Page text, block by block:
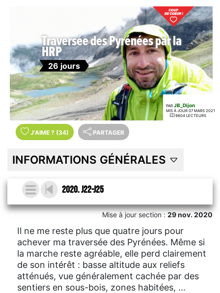
Traversée des Pyrénées par la
HRP
26 jours
PAR JB_Dijon
MIS À JOUR 07 MARS 2021
9604 LECTEURS
J'AIME ? (34) PARTAGER
INFORMATIONS GÉNÉRALES
2020. J22-J25
Mise à jour section :29 nov. 2020
Il ne me reste plus que quatre jours pour
achever ma traversée des Pyrénées. Même si
la marche reste agréable, elle perd clairement
de son intérêt : basse altitude aux reliefs
atténués, vue généralement cachée par des
sentiers en sous-bois, zones habitées, ...